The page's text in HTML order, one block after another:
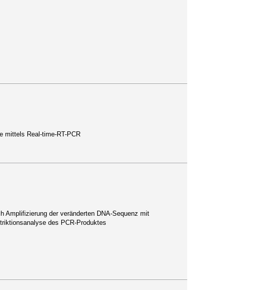
mittels Real-time-RT-PCR
Amplifizierung der veränderten DNA-Sequenz mit
des PCR-Produktes